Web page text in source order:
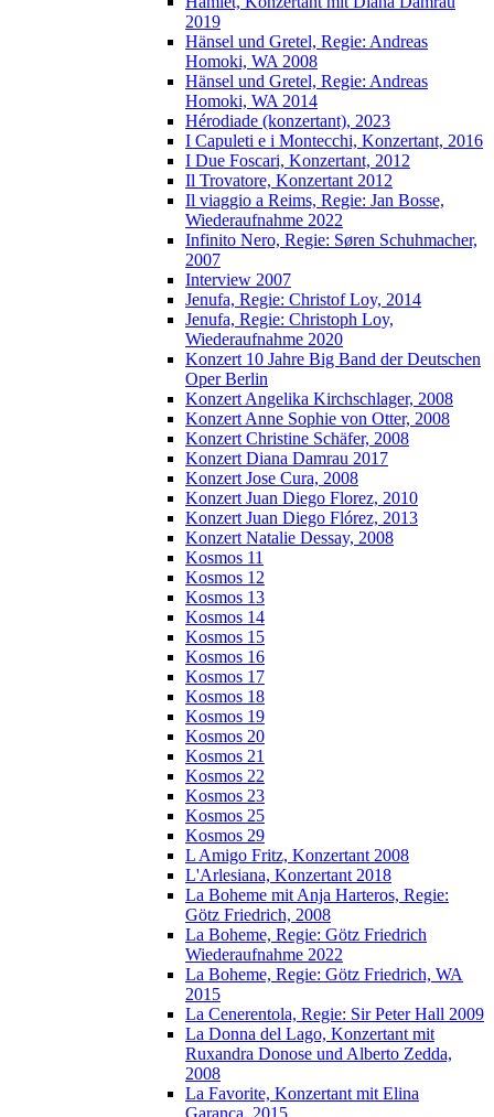
2019
Hänsel und Gretel, Regie: Andreas
Homoki, WA 2008
Hänsel und Gretel, Regie: Andreas
Homoki, WA 2014
Hérodiade (konzertant), 2023
I Capuleti e i Montecchi, Konzertant, 2016
I Due Foscari, Konzertant, 2012
Il Trovatore, Konzertant 2012
Il viaggio a Reims, Regie: Jan Bosse,
Wiederaufnahme 2022
Infinito Nero, Regie: Søren Schuhmacher,
2007
Interview 2007
Jenufa, Regie: Christof Loy, 2014
Jenufa, Regie: Christoph Loy,
Wiederaufnahme 2020
Konzert 10 Jahre Big Band der Deutschen
Oper Berlin
Konzert Angelika Kirchschlager, 2008
Konzert Anne Sophie von Otter, 2008
Konzert Christine Schäfer, 2008
Konzert Diana Damrau 2017
Konzert Jose Cura, 2008
Konzert Juan Diego Florez, 2010
Konzert Juan Diego Flórez, 2013
Konzert Natalie Dessay, 2008
Kosmos 11
Kosmos 12
Kosmos 13
Kosmos 14
Kosmos 15
Kosmos 16
Kosmos 17
Kosmos 18
Kosmos 19
Kosmos 20
Kosmos 21
Kosmos 22
Kosmos 23
Kosmos 25
Kosmos 29
L Amigo Fritz, Konzertant 2008
L'Arlesiana, Konzertant 2018
La Boheme mit Anja Harteros, Regie:
Götz Friedrich, 2008
La Boheme, Regie: Götz Friedrich
Wiederaufnahme 2022
La Boheme, Regie: Götz Friedrich, WA
2015
La Cenerentola, Regie: Sir Peter Hall 2009
La Donna del Lago, Konzertant mit
Ruxandra Donose und Alberto Zedda,
2008
La Favorite, Konzertant mit Elina
Garanca, 2015